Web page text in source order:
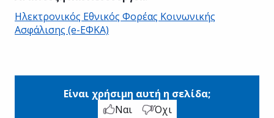
Ηλεκτρονικός Εθνικός Φορέας Κοινωνικής
Ασφάλισης (e-ΕΦΚΑ)
Είναι χρήσιμη αυτή η σελίδα;
Ναι
Όχι